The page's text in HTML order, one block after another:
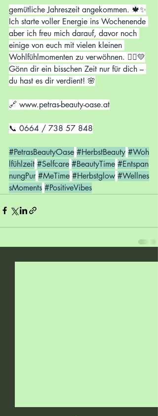
gemütliche Jahreszeit angekommen. 🍁✨
Ich starte voller Energie ins Wochenende
aber ich freu mich darauf, davor noch
einige von euch mit vielen kleinen
Wohlfühlmomenten zu verwöhnen. 💆‍♀️💛
Gönn dir ein bisschen Zeit nur für dich –
du hast es dir verdient! 🌸
🔗 www.petras-beauty-oase.at
📞 0664 / 738 57 848
#PetrasBeautyOase #HerbstBeauty #Woh
lfühlzeit #Selfcare #BeautyTime #Entspan
nungPur #MeTime #Herbstglow #Wellnes
sMoments #PositiveVibes